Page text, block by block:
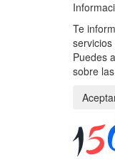
Te
Puedes
sobre